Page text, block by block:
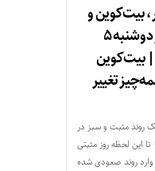
بیت‌کوین و
اتریوم امروز دوشنبه ۵
مرداد ۱۴۰۵ | بیت‌کوین
تغییر
روند مثبت و سبز در
این لحظه روز مثبتی
روند صعودی شده